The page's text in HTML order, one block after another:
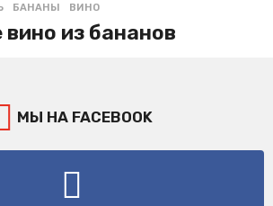
,БАНАНЫ ,ВИНО
из бананов
МЫ НА FACEBOOK